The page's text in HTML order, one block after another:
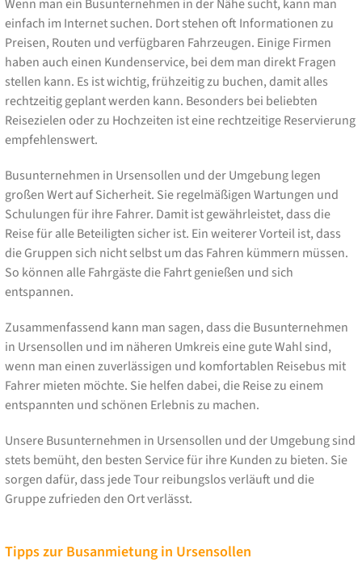
Wenn man ein Busunternehmen in der Nähe sucht, kann man
einfach im Internet suchen. Dort stehen oft Informationen zu
Preisen, Routen und verfügbaren Fahrzeugen. Einige Firmen
haben auch einen Kundenservice, bei dem man direkt Fragen
stellen kann. Es ist wichtig, frühzeitig zu buchen, damit alles
rechtzeitig geplant werden kann. Besonders bei beliebten
Reisezielen oder zu Hochzeiten ist eine rechtzeitige Reservierung
empfehlenswert.
Busunternehmen in Ursensollen und der Umgebung legen
großen Wert auf Sicherheit. Sie regelmäßigen Wartungen und
Schulungen für ihre Fahrer. Damit ist gewährleistet, dass die
Reise für alle Beteiligten sicher ist. Ein weiterer Vorteil ist, dass
die Gruppen sich nicht selbst um das Fahren kümmern müssen.
So können alle Fahrgäste die Fahrt genießen und sich
entspannen.
Zusammenfassend kann man sagen, dass die Busunternehmen
in Ursensollen und im näheren Umkreis eine gute Wahl sind,
wenn man einen zuverlässigen und komfortablen Reisebus mit
Fahrer mieten möchte. Sie helfen dabei, die Reise zu einem
entspannten und schönen Erlebnis zu machen.
Unsere Busunternehmen in Ursensollen und der Umgebung sind
stets bemüht, den besten Service für ihre Kunden zu bieten. Sie
sorgen dafür, dass jede Tour reibungslos verläuft und die
Gruppe zufrieden den Ort verlässt.
Tipps zur Busanmietung in Ursensollen